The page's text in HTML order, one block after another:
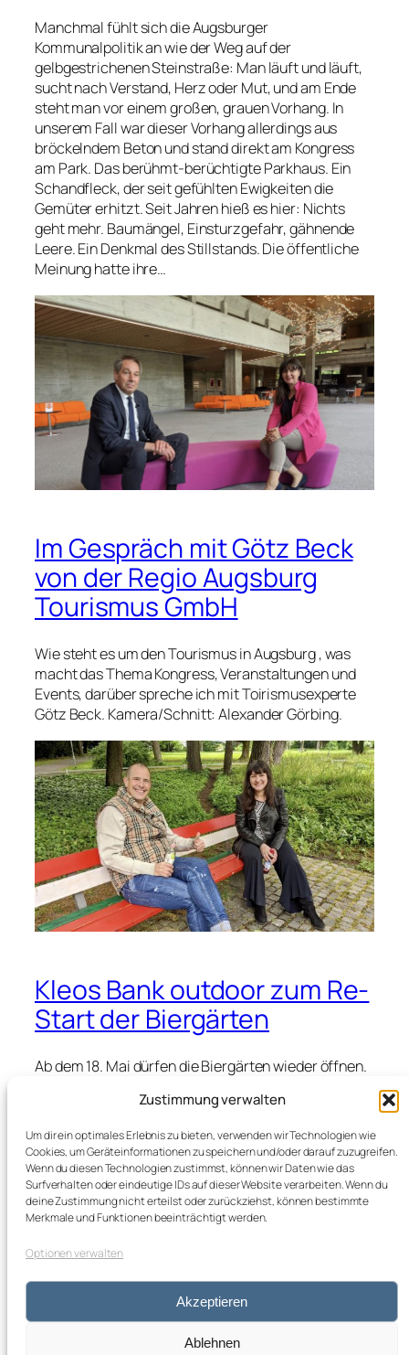
Zustimmung verwalten
Um dir ein optimales Erlebnis zu bieten, verwenden wir Technologien wie
Cookies, um Geräteinformationen zu speichern und/oder darauf zuzugreifen.
Wenn du diesen Technologien zustimmst, können wir Daten wie das
Surfverhalten oder eindeutige IDs auf dieser Website verarbeiten. Wenn du
deine Zustimmung nicht erteilst oder zurückziehst, können bestimmte
Merkmale und Funktionen beeinträchtigt werden.
Optionen verwalten
Akzeptieren
Ablehnen
Manchmal fühlt sich die Augsburger
Kommunalpolitik an wie der Weg auf der
gelbgestrichenen Steinstraße: Man läuft und läuft,
sucht nach Verstand, Herz oder Mut, und am Ende
steht man vor einem großen, grauen Vorhang. In
unserem Fall war dieser Vorhang allerdings aus
bröckelndem Beton und stand direkt am Kongress
am Park. Das berühmt-berüchtigte Parkhaus. Ein
Schandfleck, der seit gefühlten Ewigkeiten die
Gemüter erhitzt. Seit Jahren hieß es hier: Nichts
geht mehr. Baumängel, Einsturzgefahr, gähnende
Leere. Ein Denkmal des Stillstands. Die öffentliche
Meinung hatte ihre…
Im Gespräch mit Götz Beck
von der Regio Augsburg
Tourismus GmbH
Wie steht es um den Tourismus in Augsburg , was
macht das Thema Kongress, Veranstaltungen und
Events, darüber spreche ich mit Toirismusexperte
Götz Beck. Kamera/Schnitt: Alexander Görbing.
Kleos Bank outdoor zum Re-
Start der Biergärten
Ab dem 18. Mai dürfen die Biergärten wieder öffnen.
Wittelsbacher Park in Augsburg, öffnet. Mit Andi
Kahn von Feinkost Kahn spreche ich über
Hoffnungen, aber auch die Realität in der
Gastronomie Branche. Kamera, Schnitt: Alexander
Görbing
kleos blog
von Marion Buk-Kluger
Impressum